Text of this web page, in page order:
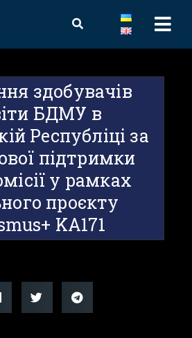
здобувачів
БДМУ в
Республіці за
підтримки
у рамках
проєкту
KA171